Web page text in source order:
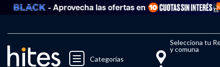
- Aprovecha las ofertas en
Categorías
Selecciona tu
y comuna
Llegaste al límite de productos